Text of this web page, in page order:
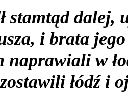
stamtąd
i brata
naprawiali w
łódź i